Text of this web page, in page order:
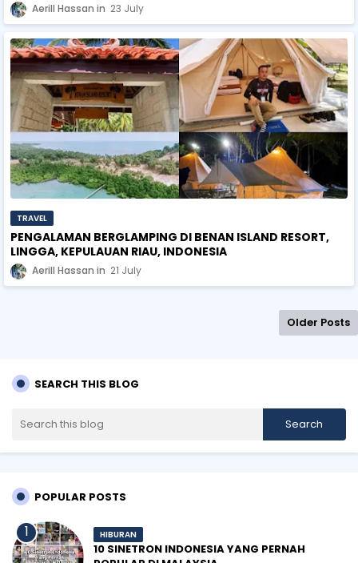
Aerill Hassan 23 July
TRAVEL
PENGALAMAN BERGLAMPING DI BENAN ISLAND RESORT,
LINGGA, KEPULAUAN RIAU, INDONESIA
Aerill Hassan 21 July
Older Posts
SEARCH THIS BLOG
POPULAR POSTS
HIBURAN
10 SINETRON INDONESIA YANG PERNAH